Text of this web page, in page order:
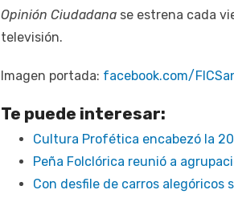
Opinión Ciudadana se estrena cada
televisión.
Imagen portada: facebook.com/
Te puede interesar:
Cultura Profética encabezó la
Peña Folclórica reunió a
Con desfile de carros alegóricos